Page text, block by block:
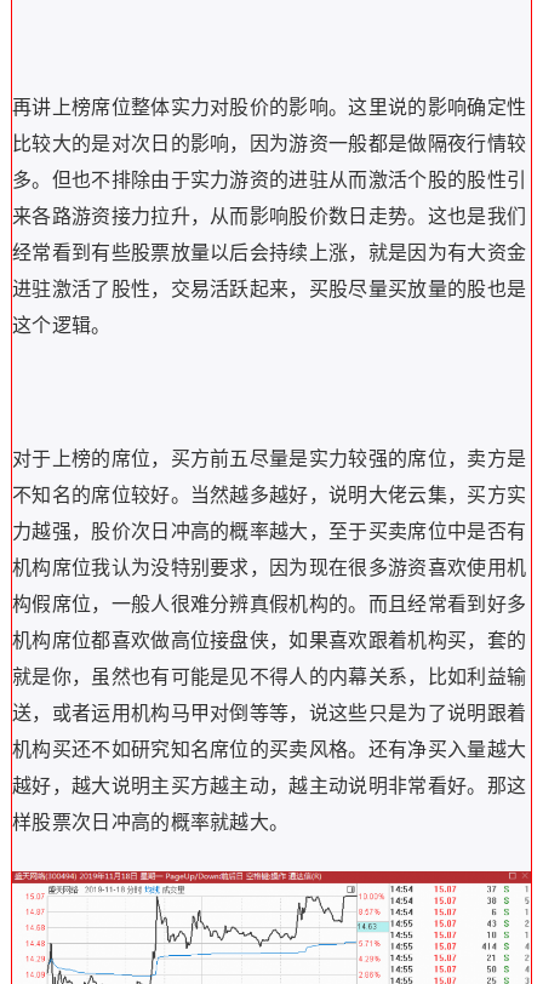
再讲上榜席位整体实力对股价的影响。这里说的影响确定性
比较大的是对次日的影响，因为游资一般都是做隔夜行情较
多。但也不排除由于实力游资的进驻从而激活个股的股性引
来各路游资接力拉升，从而影响股价数日走势。这也是我们
经常看到有些股票放量以后会持续上涨，就是因为有大资金
进驻激活了股性，交易活跃起来，买股尽量买放量的股也是
这个逻辑。
对于上榜的席位，买方前五尽量是实力较强的席位，卖方是
不知名的席位较好。当然越多越好，说明大佬云集，买方实
力越强，股价次日冲高的概率越大，至于买卖席位中是否有
机构席位我认为没特别要求，因为现在很多游资喜欢使用机
构假席位，一般人很难分辨真假机构的。而且经常看到好多
机构席位都喜欢做高位接盘侠，如果喜欢跟着机构买，套的
就是你，虽然也有可能是见不得人的内幕关系，比如利益输
送，或者运用机构马甲对倒等等，说这些只是为了说明跟着
机构买还不如研究知名席位的买卖风格。还有净买入量越大
越好，越大说明主买方越主动，越主动说明非常看好。那这
样股票次日冲高的概率就越大。